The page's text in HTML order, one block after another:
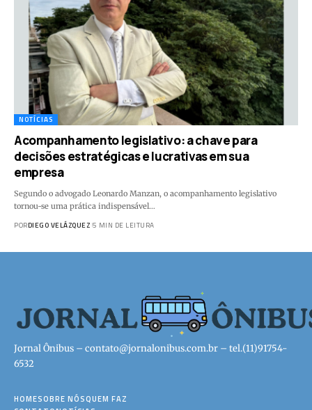
NOTÍCIAS
Acompanhamento legislativo: a chave para
decisões estratégicas e lucrativas em sua
empresa
Segundo o advogado Leonardo Manzan, o acompanhamento legislativo
tornou-se uma prática indispensável…
PORDIEGO VELÁZQUEZ 5 MIN DE LEITURA
Jornal Ônibus – contato@jornalonibus.com.br – tel.(11)91754-
6532
HOMESOBRE NÓSQUEM FAZ